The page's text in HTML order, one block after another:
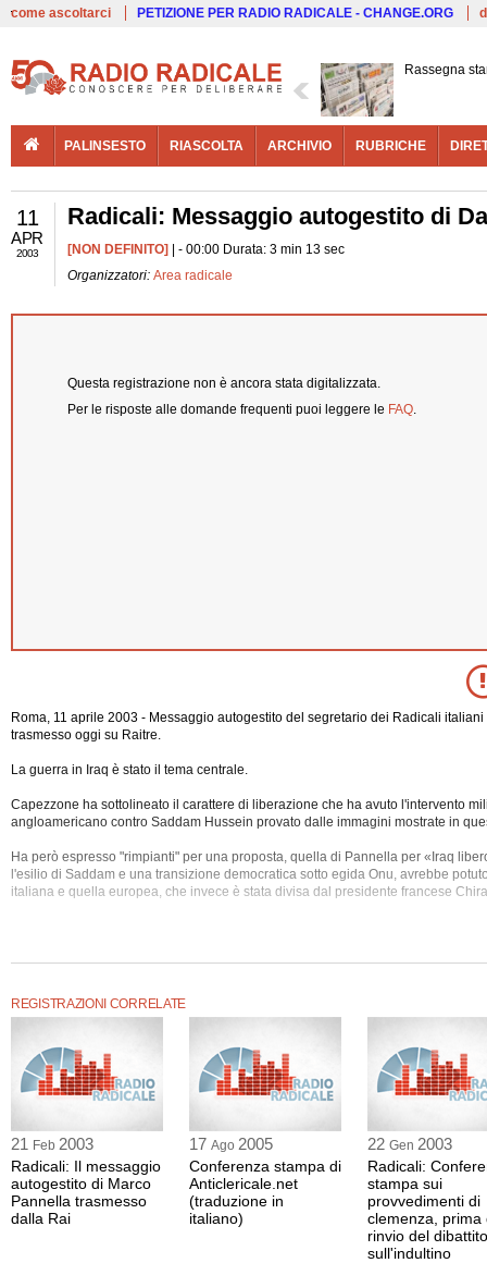
come ascoltarci PETIZIONE PER RADIO RADICALE - CHANGE.ORG
Rassegna
PALINSESTO RIASCOLTA ARCHIVIO RUBRICHE
11
APR
2003
Radicali: Messaggio autogestito di
[NON DEFINITO]
| - 00:00 Durata: 3 min 13 sec
Organizzatori: Area radicale
Questa registrazione non è ancora stata digitalizzata.
Per le risposte alle domande frequenti puoi leggere le FAQ.
Roma, 11 aprile 2003 - Messaggio autogestito del segretario dei Radicali
trasmesso oggi su Raitre.
La guerra in Iraq è stato il tema centrale.
Capezzone ha sottolineato il carattere di liberazione che ha avuto l'intervento
angloamericano contro Saddam Hussein provato dalle immagini mostrate in
Ha però espresso "rimpianti" per una proposta, quella di Pannella per «Iraq
l'esilio di Saddam e una transizione democratica sotto egida Onu, avrebbe
italiana e quella europea, che invece è stata divisa dal presidente francese
gioiscono.
REGISTRAZIONI CORRELATE
21 Feb 2003
Radicali: Il messaggio
autogestito di Marco
Pannella trasmesso
dalla Rai
17 Ago 2005
Conferenza stampa di
Anticlericale.net
(traduzione in
italiano)
22 Gen 2003
Radicali:
stampa sui
provvedimenti di
clemenza, prima
rinvio del dibattito
sull'indultino